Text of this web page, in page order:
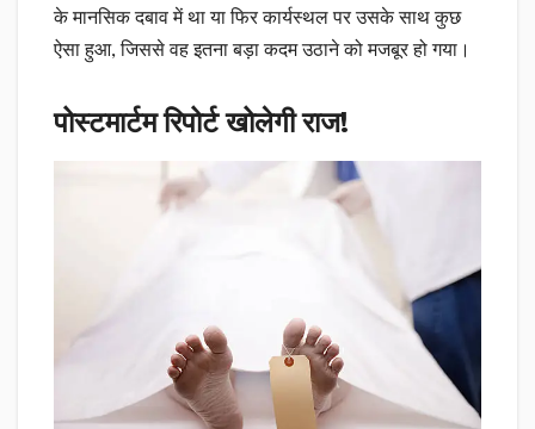
के मानसिक दबाव में था या फिर कार्यस्थल पर उसके साथ कुछ
ऐसा हुआ, जिससे वह इतना बड़ा कदम उठाने को मजबूर हो गया।
पोस्टमार्टम रिपोर्ट खोलेगी राज!